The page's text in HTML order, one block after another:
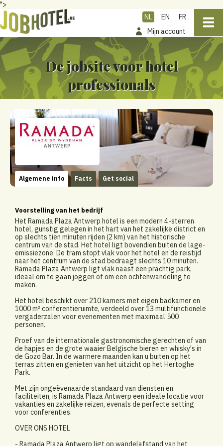
">
NL
EN
FR
Mijn account
De jobsite voor hotel
professionals
Algemene info Facts Get social
Voorstelling van het bedrijf
Het Ramada Plaza Antwerp hotel is een modern 4-sterren
hotel, gunstig gelegen in het hart van het zakelijke district en
op slechts tien minuten rijden (2 km) van het historische
centrum van de stad. Het hotel ligt bovendien buiten de lage-
emissiezone. De tram stopt vlak voor het hotel en de reistijd
naar het centrum van de stad bedraagt slechts 10 minuten.
Ramada Plaza Antwerp ligt vlak naast een prachtig park,
ideaal om te gaan joggen of om een ochtenwandeling te
maken.
Het hotel beschikt over 210 kamers met eigen badkamer en
1000 m² conferentieruimte, verdeeld over 13 multifunctionele
vergaderzalen voor evenementen met maximaal 500
personen.
Proef van de internationale gastronomische gerechten of van
de hapjes en de grote waaier Belgische bieren en whisky's in
de Gozo Bar. In de warmere maanden kan u buiten op het
terras zitten en genieten van het uitzicht op het Hertoghe
Park.
Met zijn ongeëvenaarde standaard van diensten en
faciliteiten, is Ramada Plaza Antwerp een ideale locatie voor
vakanties en zakelijke reizen, evenals de perfecte setting
voor conferenties.
OVER ONS HOTEL
- Ramada Plaza Antwerp ligt op wandelafstand van het